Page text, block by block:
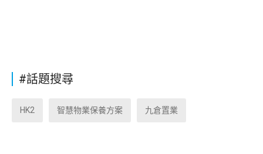
#話題搜尋
HK2 智慧物業保養方案 九倉置業